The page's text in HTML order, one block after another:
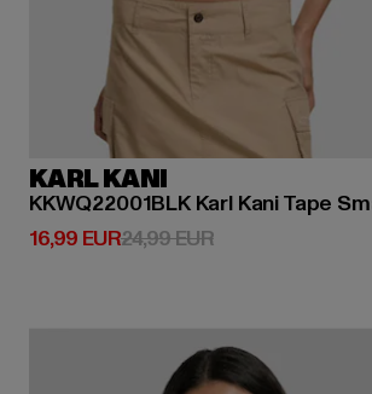
KARL KANI
16,99 EUR
Derzeitiger Preis: 16,99 EUR
24,99 EURAktionspreis: